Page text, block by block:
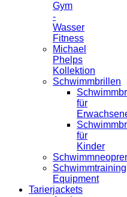
Gym
-
Wasser
Fitness
Michael
Phelps
Kollektion
Schwimmbrillen
für
für
Kinder
Schwimmtraining
Equipment
Tarierjackets